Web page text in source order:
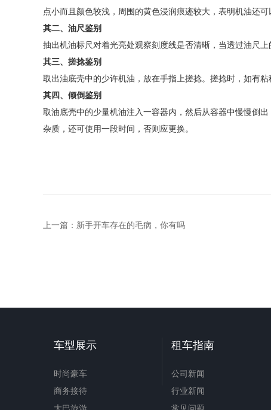
点小而且颜色较浅，周围的黄色浸润痕迹较大，表明机油还可
其二、油尺鉴别
抽出机油标尺对着光亮处观察刻度线是否清晰，当透过油尺
其三、搓捻鉴别
取出油底壳中的少许机油，放在手指上搓捻。搓捻时，如有
其四、倾倒鉴别
取油底壳中的少量机油注入一容器内，然后从容器中慢慢倒
杂质，还可使用一段时间，否则应更换。
上一篇： 新手开车存在的毛病，你有吗
车型展示
时尚豪车
商务接待
租车指南
公司新闻
行业新闻